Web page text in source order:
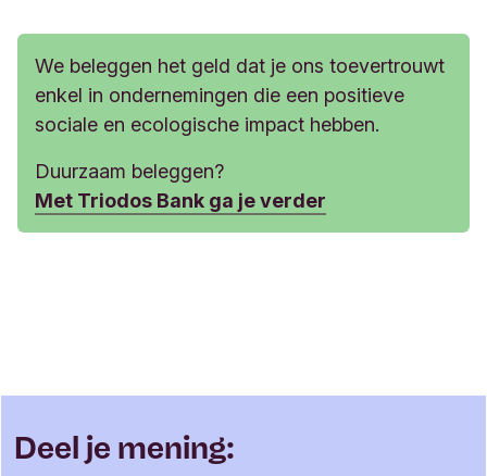
We beleggen het geld dat je ons toevertrouwt
enkel in ondernemingen die een positieve
sociale en ecologische impact hebben.
Duurzaam beleggen?
Met Triodos Bank ga je verder
Deel je mening: